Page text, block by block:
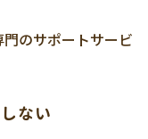
のサポートサービ
ない